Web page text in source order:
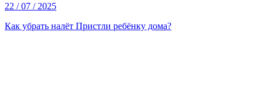
22 / 07 / 2025
Как убрать налёт Пристли ребёнку дома?